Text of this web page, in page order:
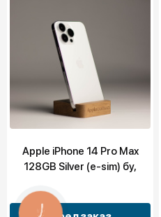
Apple iPhone 14 Pro Max
128GB Silver (e-sim) бу,
КНОПКА
СВЯЗИ